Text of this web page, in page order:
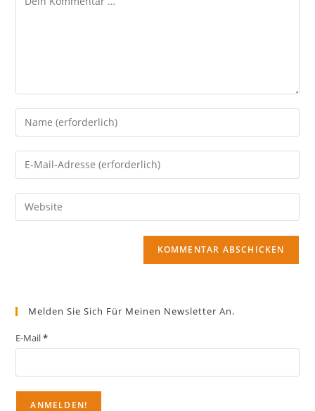
Gib
deinen
Namen
oder
zum
Kommentieren
Gib
deine
E-
Mail-
Gib
deine
Melden Sie Sich Für Meinen Newsletter An.
E-Mail*